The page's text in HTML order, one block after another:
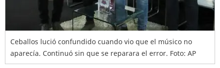
Ceballos lució confundido cuando vio que el músico no
aparecía. Continuó sin que se reparara el error. Foto: AP